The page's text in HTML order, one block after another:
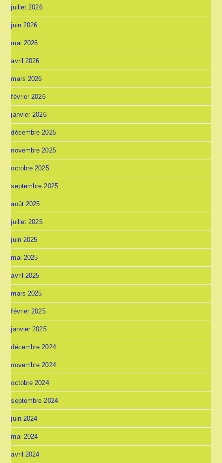
juillet 2026
juin 2026
mai 2026
avril 2026
mars 2026
février 2026
janvier 2026
décembre 2025
novembre 2025
octobre 2025
septembre 2025
août 2025
juillet 2025
juin 2025
mai 2025
avril 2025
mars 2025
février 2025
janvier 2025
décembre 2024
novembre 2024
octobre 2024
septembre 2024
juin 2024
mai 2024
avril 2024